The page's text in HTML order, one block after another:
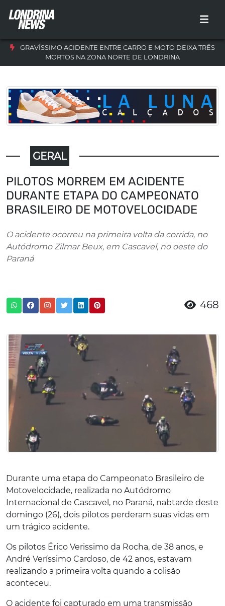
GRAVÍSSIMO ACIDENTE ENTRE CARRO E MOTO DEIXA TRÊS
MORTOS NA ZONA NORTE DE LONDRINA
GERAL
PILOTOS MORREM EM ACIDENTE
DURANTE ETAPA DO CAMPEONATO
BRASILEIRO DE MOTOVELOCIDADE
O acidente ocorreu na primeira volta da corrida, no
Autódromo Zilmar Beux, em Cascavel, no oeste do
Paraná
468
Durante uma etapa do Campeonato Brasileiro de
Motovelocidade, realizada no Autódromo
Internacional de Cascavel, no Paraná, nabtarde deste
domingo (26), dois pilotos perderam suas vidas em
um trágico acidente.
Os pilotos Érico Verissimo da Rocha, de 38 anos, e
André Veríssimo Cardoso, de 42 anos, estavam
realizando a primeira volta quando a colisão
aconteceu.
O acidente foi capturado em uma transmissão